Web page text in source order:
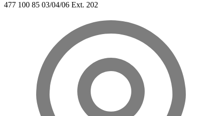
477 100 85 03/04/06 Ext. 202